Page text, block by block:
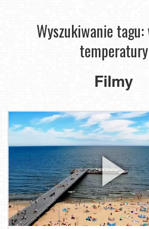
Wyszukiwanie tagu:
temperatury
Filmy